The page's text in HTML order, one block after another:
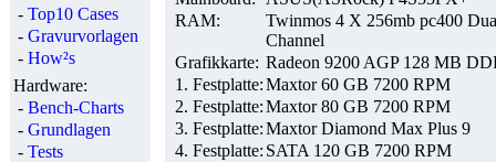
- Top10 Cases
- Gravurvorlagen
- How²s
Hardware:
- Bench-Charts
- Grundlagen
- Tests
RAM:
Twinmos 4 X 256mb pc400
Channel
Grafikkarte: Radeon 9200 AGP 128 MB
1. Festplatte:Maxtor 60 GB 7200 RPM
2. Festplatte:Maxtor 80 GB 7200 RPM
3. Festplatte:Maxtor Diamond Max Plus 9
4. Festplatte: SATA 120 GB 7200 RPM